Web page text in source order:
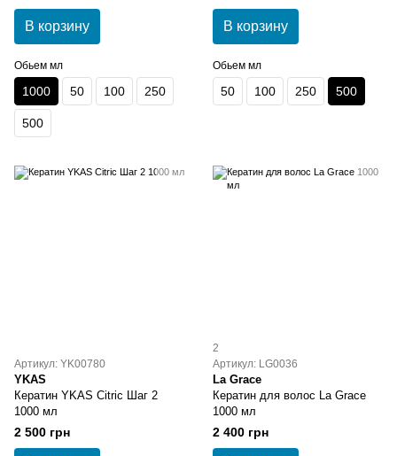
В корзину
Обьем мл
1000 50 100 250
500
В корзину
Обьем мл
50 100 250 500
Артикул: YK00780
YKAS
Кератин YKAS Citric Шаг 2
1000 мл
2 500 грн
2
Артикул: LG0036
La Grace
Кератин для волос La Grace
1000 мл
2 400 грн